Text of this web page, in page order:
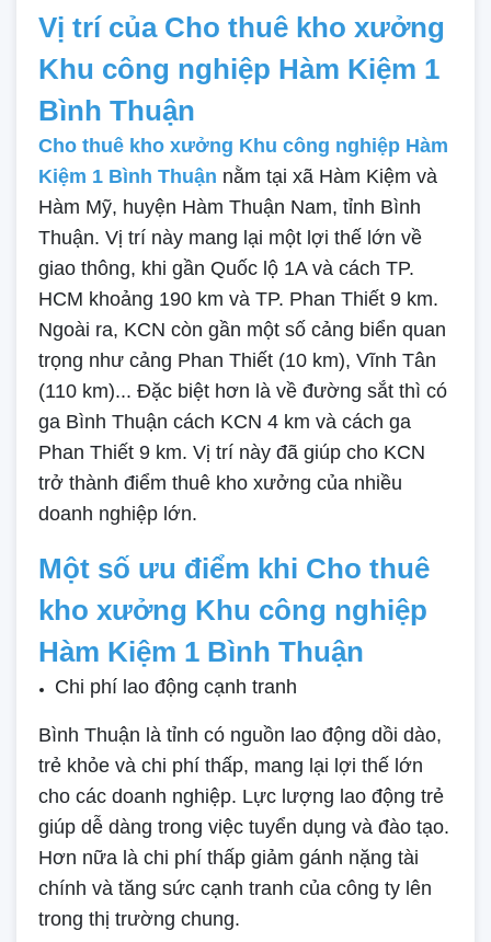
Vị trí của Cho thuê kho xưởng
Khu công nghiệp Hàm Kiệm 1
Bình Thuận
Cho thuê kho xưởng Khu công nghiệp Hàm
Kiệm 1 Bình Thuận nằm tại xã Hàm Kiệm và
Hàm Mỹ, huyện Hàm Thuận Nam, tỉnh Bình
Thuận. Vị trí này mang lại một lợi thế lớn về
giao thông, khi gần Quốc lộ 1A và cách TP.
HCM khoảng 190 km và TP. Phan Thiết 9 km.
Ngoài ra, KCN còn gần một số cảng biển quan
trọng như cảng Phan Thiết (10 km), Vĩnh Tân
(110 km)... Đặc biệt hơn là về đường sắt thì có
ga Bình Thuận cách KCN 4 km và cách ga
Phan Thiết 9 km. Vị trí này đã giúp cho KCN
trở thành điểm thuê kho xưởng của nhiều
doanh nghiệp lớn.
Một số ưu điểm khi Cho thuê
kho xưởng Khu công nghiệp
Hàm Kiệm 1 Bình Thuận
Chi phí lao động cạnh tranh
Bình Thuận là tỉnh có nguồn lao động dồi dào,
trẻ khỏe và chi phí thấp, mang lại lợi thế lớn
cho các doanh nghiệp. Lực lượng lao động trẻ
giúp dễ dàng trong việc tuyển dụng và đào tạo.
Hơn nữa là chi phí thấp giảm gánh nặng tài
chính và tăng sức cạnh tranh của công ty lên
trong thị trường chung.